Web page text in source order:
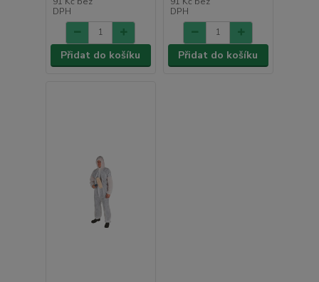
DPH
Přidat do košíku
DPH
Přidat do košíku